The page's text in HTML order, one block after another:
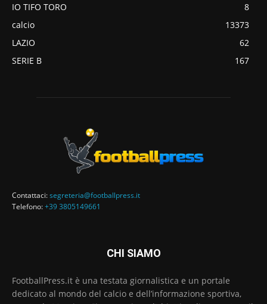
IO TIFO TORO
8
calcio
13373
LAZIO
62
SERIE B
167
Contattaci:segreteria@footballpress.it
Telefono:+39 3805149661
CHI SIAMO
FootballPress.it è una testata giornalistica e un portale
dedicato al mondo del calcio e dell’informazione sportiva,